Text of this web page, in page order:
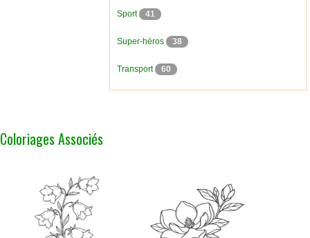
Sport 41
Super-héros 38
Transport 60
Coloriages Associés